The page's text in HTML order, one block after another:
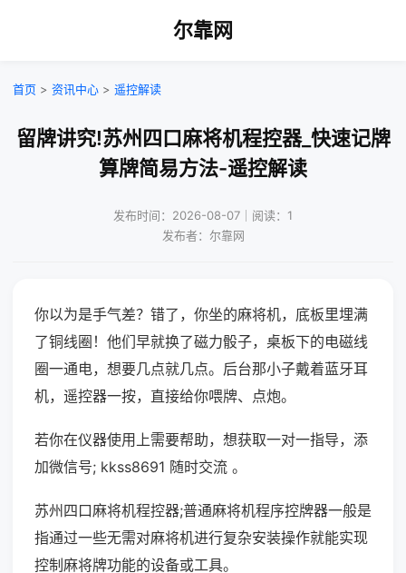
尔靠网
首页 > 资讯中心 > 遥控解读
留牌讲究!苏州四口麻将机程控器_快速记牌
算牌简易方法-遥控解读
发布时间：2026-08-07｜阅读：1
发布者：尔靠网
你以为是手气差？错了，你坐的麻将机，底板里埋满
了铜线圈！他们早就换了磁力骰子，桌板下的电磁线
圈一通电，想要几点就几点。后台那小子戴着蓝牙耳
机，遥控器一按，直接给你喂牌、点炮。
若你在仪器使用上需要帮助，想获取一对一指导，添
加微信号; kkss8691 随时交流 。
苏州四口麻将机程控器;普通麻将机程序控牌器一般是
指通过一些无需对麻将机进行复杂安装操作就能实现
控制麻将牌功能的设备或工具。